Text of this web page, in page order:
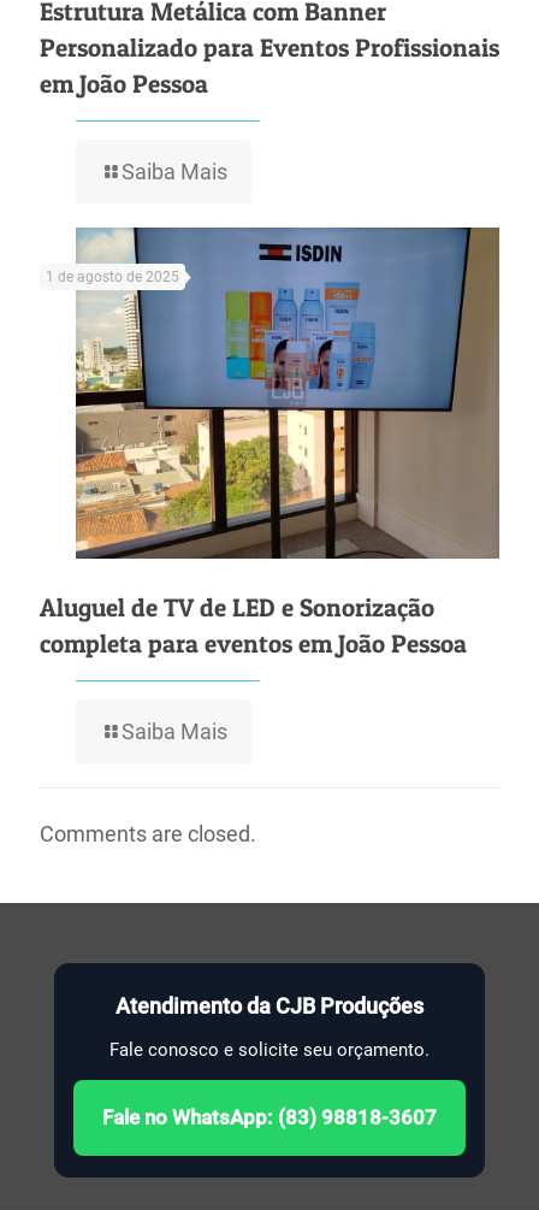
Estrutura Metálica com Banner
Personalizado para Eventos Profissionais
em João Pessoa
Saiba Mais
1 de agosto de 2025
Aluguel de TV de LED e Sonorização
completa para eventos em João Pessoa
Saiba Mais
Comments are closed.
Atendimento da CJB Produções
Fale conosco e solicite seu orçamento.
Fale no WhatsApp: (83) 98818-3607